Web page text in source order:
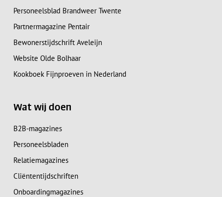
Personeelsblad Brandweer Twente
Partnermagazine Pentair
Bewonerstijdschrift Aveleijn
Website Olde Bolhaar
Kookboek Fijnproeven in Nederland
Wat wij doen
B2B-magazines
Personeelsbladen
Relatiemagazines
Cliëntentijdschriften
Onboardingmagazines